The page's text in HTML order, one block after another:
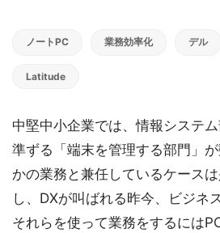
ノートPC 業務効率化 デル
Latitude
中堅中小企業では、情報システ
準ずる「端末を管理する部門」
かの業務と兼任しているケース
し、DXが叫ばれる昨今、ビジネ
それらを使って業務をするには